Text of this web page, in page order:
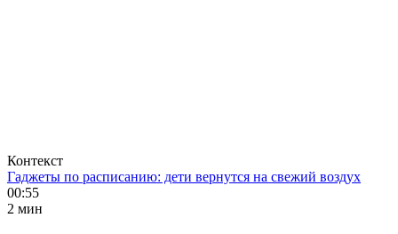
Контекст
Гаджеты по расписанию: дети вернутся на свежий воздух
00:55
2 мин